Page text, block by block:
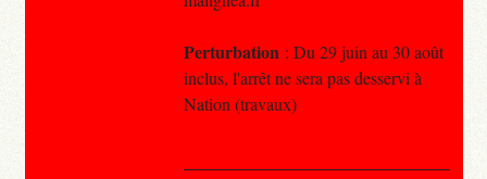
Perturbation : Du 29 juin au 30 août
inclus, l'arrêt ne sera pas desservi à
Nation (travaux)